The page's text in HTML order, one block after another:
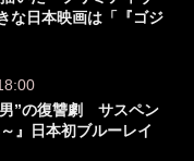
な日本映画は「『ゴジ
”の復讐劇 サスペン
』日本初ブルーレイ